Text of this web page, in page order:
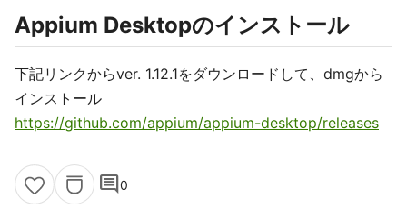
Appium Desktopのインストール
下記リンクからver. 1.12.1をダウンロードして、dmgから
インストール
https://github.com/appium/appium-desktop/releases
comment0